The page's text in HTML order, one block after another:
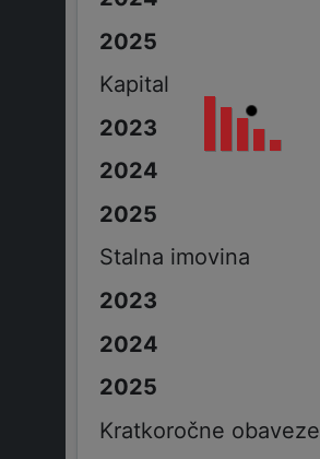
Kapital
Stalna imovina
Kratkoročne obaveze